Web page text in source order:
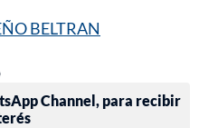
BELTRAN
Channel, para recibir